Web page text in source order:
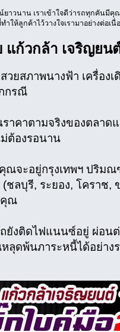
าวนาน เราเข้าใจดีว่ารถทุกคันมี
ให้ลูกค้าไว้วางใจเรามาอย่างต่อเนื่
แก้วกล้า เจริญยน
วยสภาพนางฟ้า เครื่อง
กรณี
ราคาตามจริงของตลาด
ต้องรอนาน
ณจะอยู่กรุงเทพฯ ปริมณ
ชลบุรี, ระยอง, โคราช,
คุณ
ยังติดไฟแนนซ์อยู่ ผ่อน
ดพ้นภาระหนี้ได้อย่าง